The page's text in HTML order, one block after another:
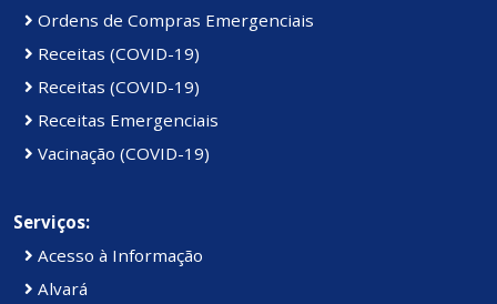
Ordens de Compras Emergenciais
Receitas (COVID-19)
Receitas (COVID-19)
Receitas Emergenciais
Vacinação (COVID-19)
Serviços:
Acesso à Informação
Alvará